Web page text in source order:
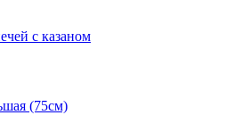
с казаном
(75см)